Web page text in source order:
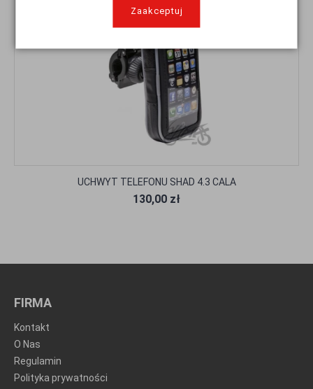
UCHWYT TELEFONU SHAD 4.3 CALA
130,00 zł
FIRMA
Kontakt
O Nas
Regulamin
Polityka prywatności
Zaakceptuj